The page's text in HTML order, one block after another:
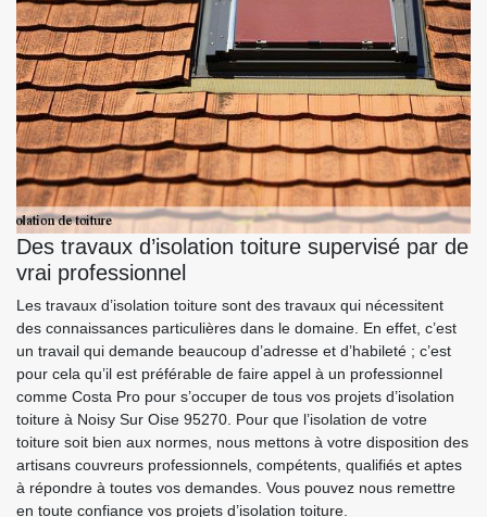
Des travaux d’isolation toiture supervisé par de
vrai professionnel
Les travaux d’isolation toiture sont des travaux qui nécessitent
des connaissances particulières dans le domaine. En effet, c’est
un travail qui demande beaucoup d’adresse et d’habileté ; c’est
pour cela qu’il est préférable de faire appel à un professionnel
comme Costa Pro pour s’occuper de tous vos projets d’isolation
toiture à Noisy Sur Oise 95270. Pour que l’isolation de votre
toiture soit bien aux normes, nous mettons à votre disposition des
artisans couvreurs professionnels, compétents, qualifiés et aptes
à répondre à toutes vos demandes. Vous pouvez nous remettre
en toute confiance vos projets d’isolation toiture.